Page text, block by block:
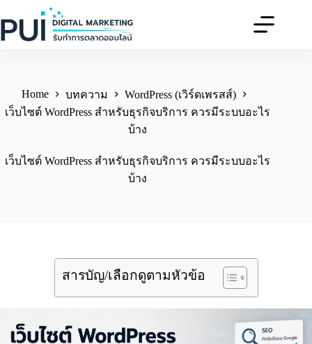
to
content
Home บทความ
WordPress (เวิร์ดเพรสส์)
เว็บไซต์ WordPress สำหรับธุรกิจบริการ ควรมีระบบอะไร
บ้าง
เว็บไซต์ WordPress สำหรับธุรกิจบริการ ควรมีระบบอะไร
บ้าง
สารบัญ/เลือกดูตามหัวข้อ